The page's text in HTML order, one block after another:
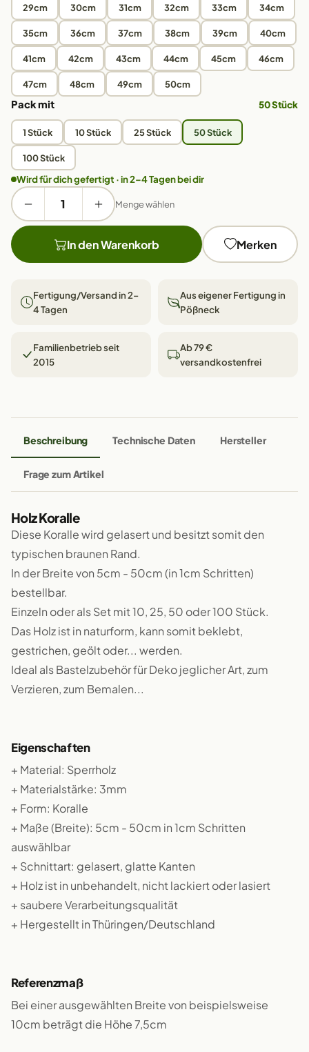
29cm 30cm 31cm 32cm 33cm 34cm
35cm 36cm 37cm 38cm 39cm 40cm
41cm 42cm 43cm 44cm 45cm 46cm
47cm 48cm 49cm 50cm
Pack mit 50 Stück
1 Stück 10 Stück 25 Stück 50 Stück
100 Stück
Wird für dich gefertigt · in 2–4 Tagen bei dir
Menge wählen
In den Warenkorb Merken
Fertigung/Versand in 2–
4 Tagen
Aus eigener Fertigung in
Pößneck
Familienbetrieb seit
2015
Ab 79 €
versandkostenfrei
Beschreibung Technische Daten Hersteller
Frage zum Artikel
Holz Koralle
Diese Koralle wird gelasert und besitzt somit den
typischen braunen Rand.
In der Breite von 5cm - 50cm (in 1cm Schritten)
bestellbar.
Einzeln oder als Set mit 10, 25, 50 oder 100 Stück.
Das Holz ist in naturform, kann somit beklebt,
gestrichen, geölt oder... werden.
Ideal als Bastelzubehör für Deko jeglicher Art, zum
Verzieren, zum Bemalen...
Eigenschaften
+ Material: Sperrholz
+ Materialstärke: 3mm
+ Form: Koralle
+ Maße (Breite): 5cm - 50cm in 1cm Schritten
auswählbar
+ Schnittart: gelasert, glatte Kanten
+ Holz ist in unbehandelt, nicht lackiert oder lasiert
+ saubere Verarbeitungsqualität
+ Hergestellt in Thüringen/Deutschland
Referenzmaß
Bei einer ausgewählten Breite von beispielsweise
10cm beträgt die Höhe 7,5cm